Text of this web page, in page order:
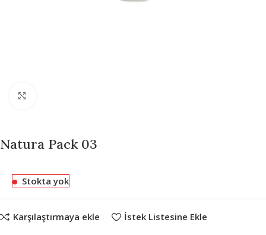
Natura Pack 03
Stokta yok
Karşılaştırmaya ekle İstek Listesine Ekle